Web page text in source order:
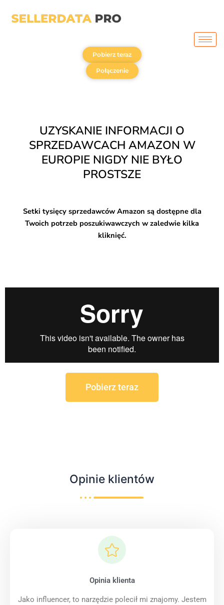
Pobierz teraz
Połączenie
UZYSKANIE INFORMACJI O
SPRZEDAWCACH AMAZON W
EUROPIE NIGDY NIE BYŁO
PROSTSZE
Setki tysięcy sprzedawców Amazon są dostępne dla
Twoich potrzeb poszukiwawczych w zaledwie kilka
kliknięć.
Pobierz teraz
Opinie klientów
Opinia klienta
Jako influencer, to narzędzie polecił mi znajomy. Jestem